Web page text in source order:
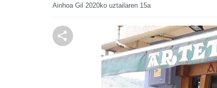
Ainhoa Gil 2020ko uztailaren 15a